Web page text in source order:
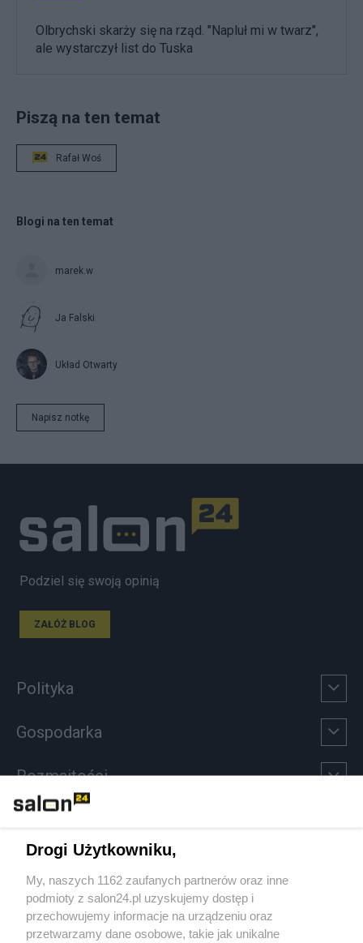
Olbrychski skarży się na rząd. "Napluł mi w twarz",
ale wystarczył list do Tuska
Piszą na ten temat
Rafał Woś
Blogi na ten temat
marek.w
Ja Falski
Układ Otwarty
Napisz notkę
Podziel się swoją opinią
ZAŁÓŻ BLOG
Polityka
Gospodarka
Rozmaitości
Sport
Społeczeństwo
Drogi Użytkowniku,
My, naszych 1162 zaufanych partnerów oraz inne
podmioty z salon24.pl uzyskujemy dostęp i
przechowujemy informacje na urządzeniu oraz
przetwarzamy dane osobowe, takie jak unikalne